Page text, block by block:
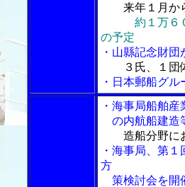
来年１月か
約１万６
の予定
・山縣記念財
３氏、１団
・日本郵船グ
・海事局船舶
の内航船建造
造船分野に
・海事局、第
方
策検討会を開